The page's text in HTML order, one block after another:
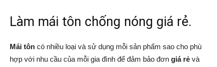
Làm mái tôn chống nóng giá rẻ.
Mái tôn có nhiều loại và sử dụng mỗi sản phẩm sao cho phù
hợp với nhu cầu của mỗi gia đình để đảm bảo đơn giá rẻ và